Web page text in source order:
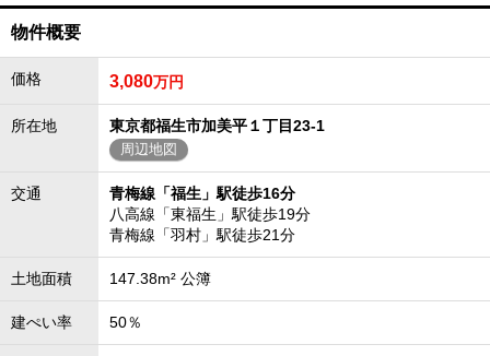
物件概要
価格 3,080万円
所在地 東京都福生市加美平１丁目23-1
周辺地図
交通
青梅線「福生」駅徒歩16分
八高線「東福生」駅徒歩19分
青梅線「羽村」駅徒歩21分
土地面積 147.38m² 公簿
建ぺい率 50％